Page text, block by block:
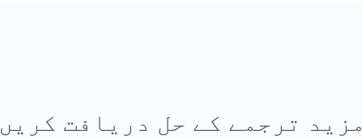
مزید ترجمے کے حل دریافت کریں